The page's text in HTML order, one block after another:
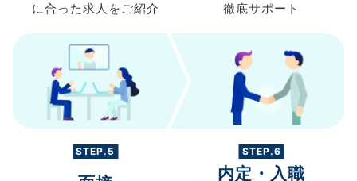
に合った求人を ご紹介
徹底サポート
STEP.5 STEP.6
内定・入職